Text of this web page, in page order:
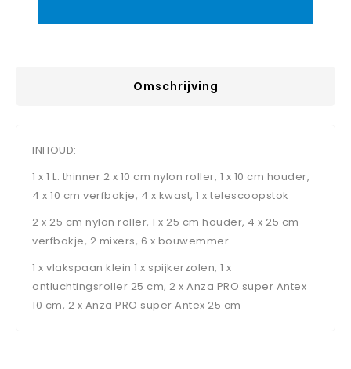
Omschrijving
INHOUD:
1 x 1 L. thinner 2 x 10 cm nylon roller, 1 x 10 cm houder,
4 x 10 cm verfbakje, 4 x kwast, 1 x telescoopstok
2 x 25 cm nylon roller, 1 x 25 cm houder, 4 x 25 cm
verfbakje, 2 mixers, 6 x bouwemmer
1 x vlakspaan klein 1 x spijkerzolen, 1 x
ontluchtingsroller 25 cm, 2 x Anza PRO super Antex
10 cm, 2 x Anza PRO super Antex 25 cm